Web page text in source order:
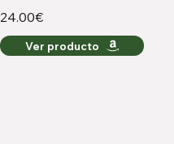
24.00€
Ver producto